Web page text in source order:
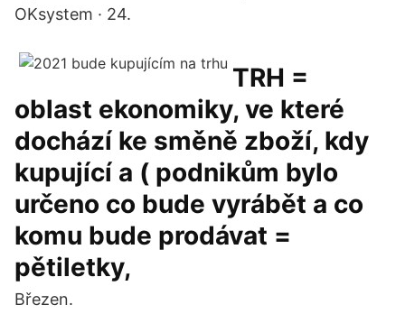
OKsystem · 24.
TRH =
oblast ekonomiky, ve které
dochází ke směně zboží, kdy
kupující a ( podnikům bylo
určeno co bude vyrábět a co
komu bude prodávat =
pětiletky,
Březen.